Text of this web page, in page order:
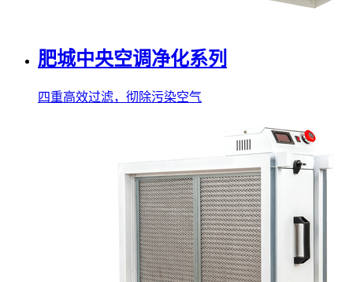
肥城中央空调净化系列
四重高效过滤，彻除污染空气